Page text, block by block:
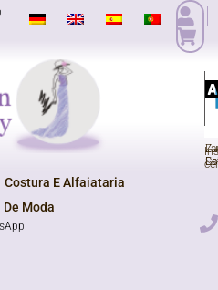
Costura E Alfaiataria
Moda